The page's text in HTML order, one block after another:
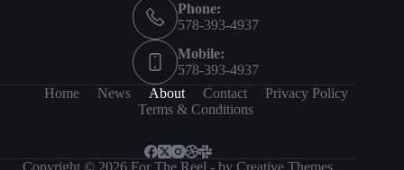
Phone:
578-393-4937
Mobile:
578-393-4937
Home
News About Contact
Privacy Policy
Terms & Conditions